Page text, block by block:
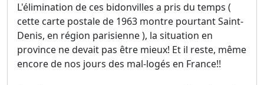
L'élimination de ces bidonvilles a pris du temps (
cette carte postale de 1963 montre pourtant Saint-
Denis, en région parisienne ), la situation en
province ne devait pas être mieux! Et il reste, même
encore de nos jours des mal-logés en France!!